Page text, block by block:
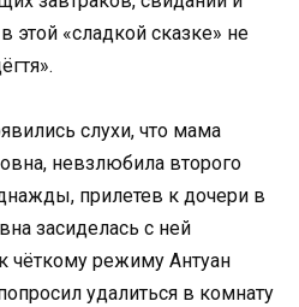
этой «сладкой сказке» не
слухи, что мама
невзлюбила второго
прилетев к дочери в
засиделась с ней
режиму Антуан
удалиться в комнату